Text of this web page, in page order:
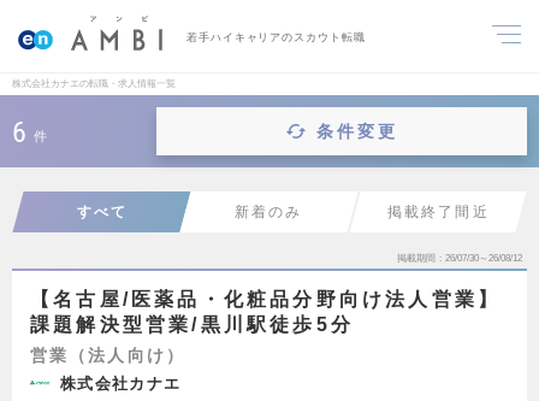
若手ハイキャリアのスカウト転職
株式会社カナエの転職・求人情報一覧
6 件 条件変更
すべて 新着のみ 掲載終了間近
掲載期間 26/07/30～26/08/12
【名古屋/医薬品・化粧品分野向け法人営業】
課題解決型営業/黒川駅徒歩5分
営業（法人向け）
株式会社カナエ